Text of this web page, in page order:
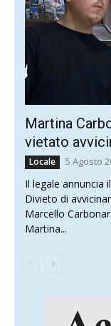
Martina
vietato
Locale 5 Agosto
Il legale annuncia
Divieto di
Marcello
Martina...